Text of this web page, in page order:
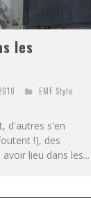
les
EMF Style
d'autres s'en
!), des
lieu dans les...